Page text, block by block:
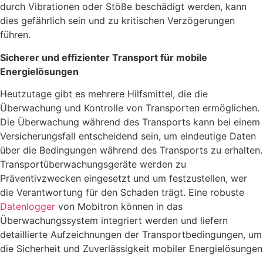
durch Vibrationen oder Stöße beschädigt werden, kann
dies gefährlich sein und zu kritischen Verzögerungen
führen.
Sicherer und effizienter Transport für mobile
Energielösungen
Heutzutage gibt es mehrere Hilfsmittel, die die
Überwachung und Kontrolle von Transporten ermöglichen.
Die Überwachung während des Transports kann bei einem
Versicherungsfall entscheidend sein, um eindeutige Daten
über die Bedingungen während des Transports zu erhalten.
Transportüberwachungsgeräte werden zu
Präventivzwecken eingesetzt und um festzustellen, wer
die Verantwortung für den Schaden trägt. Eine robuste
Datenlogger von Mobitron können in das
Überwachungssystem integriert werden und liefern
detaillierte Aufzeichnungen der Transportbedingungen, um
die Sicherheit und Zuverlässigkeit mobiler Energielösungen